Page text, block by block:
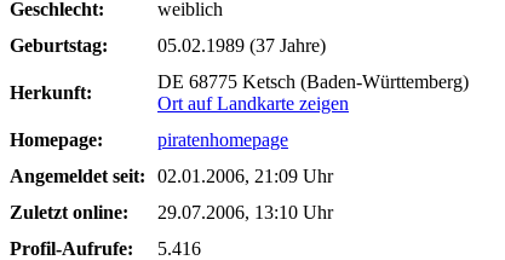
Geschlecht:
weiblich
Geburtstag:
05.02.1989 (37 Jahre)
Herkunft:
DE 68775 Ketsch (Baden-Württemberg)
Ort auf Landkarte zeigen
Homepage:
piratenhomepage
Angemeldet seit:
02.01.2006, 21:09 Uhr
Zuletzt online:
29.07.2006, 13:10 Uhr
Profil-Aufrufe:
5.416